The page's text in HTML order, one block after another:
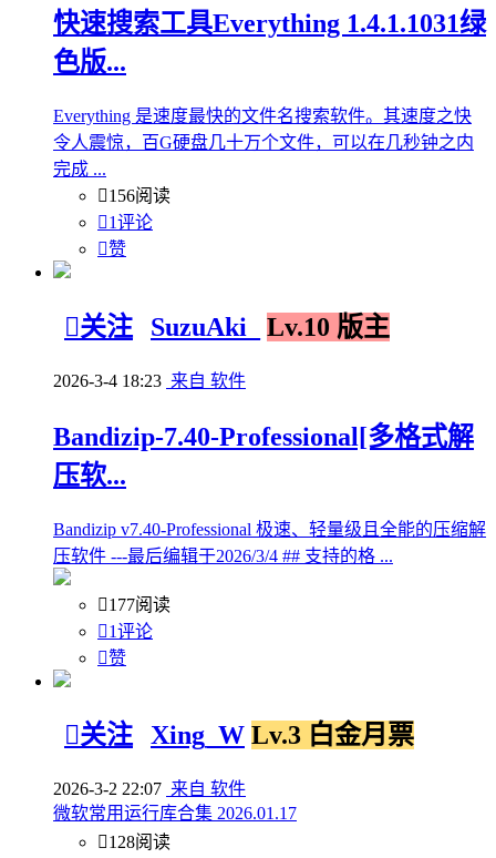
快速搜索工具Everything 1.4.1.1031绿
色版...
Everything 是速度最快的文件名搜索软件。其速度之快
令人震惊，百G硬盘几十万个文件，可以在几秒钟之内
完成 ...
156阅读
1评论
赞
关注 SuzuAki_ Lv.10 版主
2026-3-4 18:23 来自 软件
Bandizip-7.40-Professional[多格式解
压软...
Bandizip v7.40-Professional 极速、轻量级且全能的压缩解
压软件 ---最后编辑于2026/3/4 ## 支持的格 ...
177阅读
1评论
赞
关注 Xing_W Lv.3 白金月票
2026-3-2 22:07 来自 软件
微软常用运行库合集 2026.01.17
128阅读